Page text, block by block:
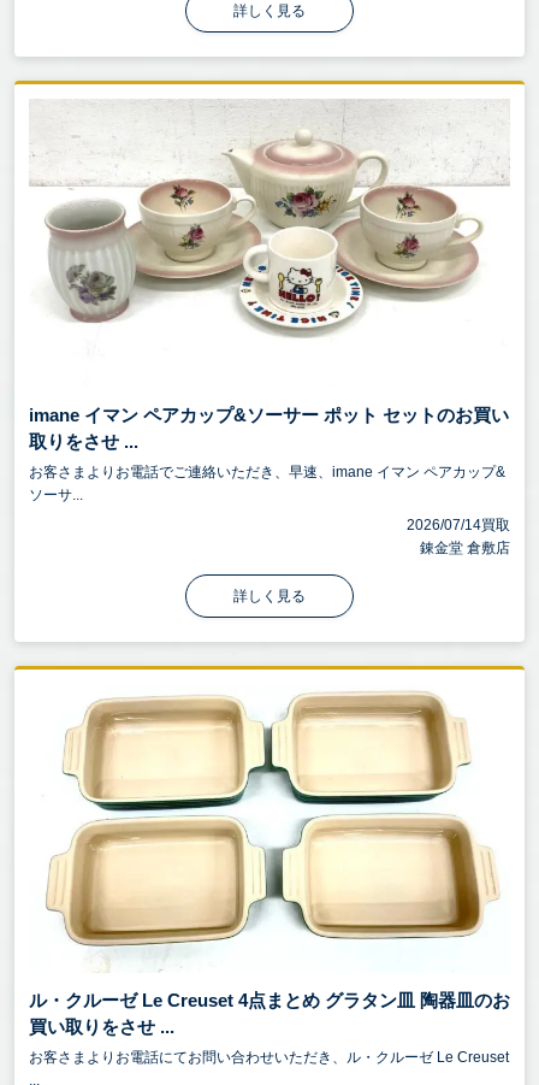
詳しく見る
imane イマン ペアカップ&ソーサー ポット セットのお買い
取りをさせ ...
お客さまよりお電話でご連絡いただき、早速、imane イマン ペアカップ&
ソーサ...
2026/07/14買取
錬金堂 倉敷店
詳しく見る
ル・クルーゼ Le Creuset 4点まとめ グラタン皿 陶器皿のお
買い取りをさせ ...
お客さまよりお電話にてお問い合わせいただき、ル・クルーゼ Le Creuset
...